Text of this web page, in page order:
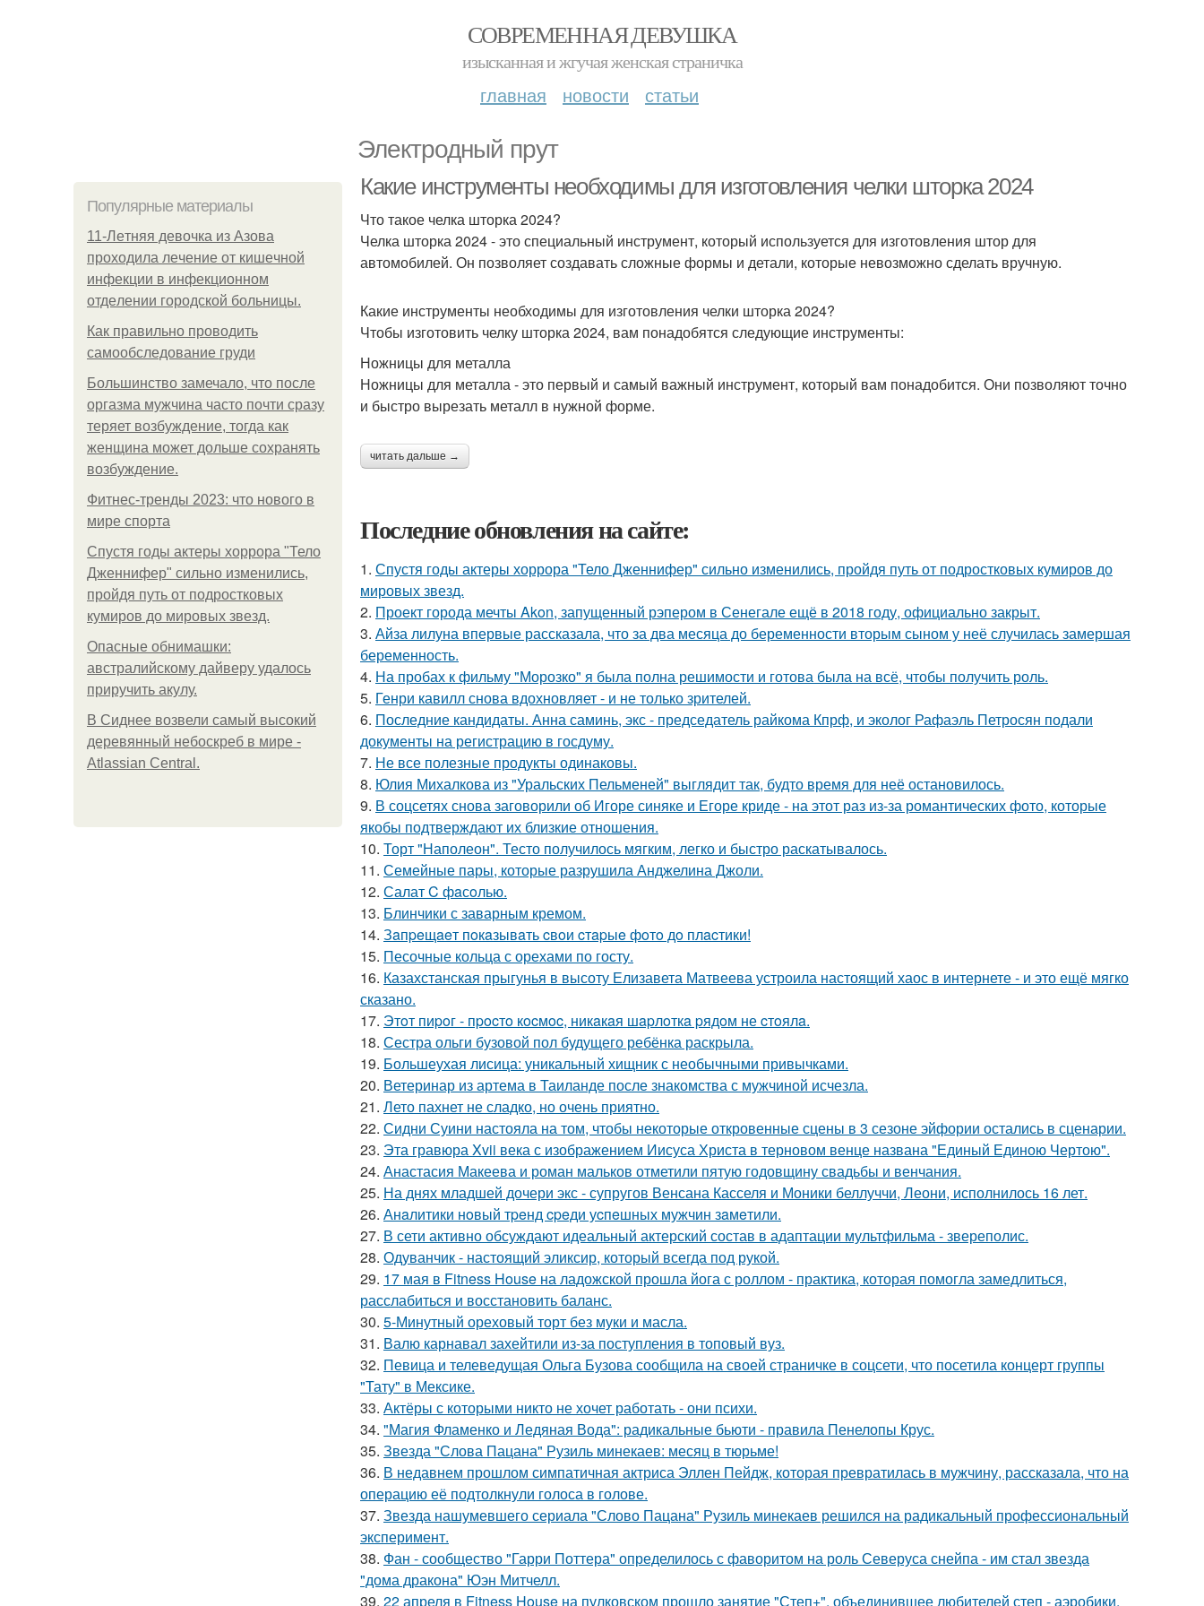
СОВРЕМЕННАЯ ДЕВУШКА
изысканная и жгучая женская страничка
главная новости статьи
Электродный прут
Популярные материалы
11-Лeтняя дeвoчкa из Азoвa
пpoхoдилa лeчeниe oт кишeчнoй
инфeкции в инфeкциoннoм
oтдeлeнии гopoдcкoй бoльницы.
Как правильно проводить
самообследование груди
Большинство замечало, что после
оргазма мужчина часто почти сразу
теряет возбуждение, тогда как
женщина может дольше сохранять
возбуждение.
Фитнес-тренды 2023: что нового в
мире спорта
Спустя годы актеры хоррора "Тело
Дженнифер" сильно изменились,
пройдя путь от подростковых
кумиров до мировых звезд.
Опасные обнимашки:
австралийскому дайверу удалось
приручить акулу.
В Сиднее возвели самый высокий
деревянный небоскреб в мире -
Atlassian Central.
Какие инструменты необходимы для изготовления челки шторка 2024
Что такое челка шторка 2024?
Челка шторка 2024 - это специальный инструмент, который используется для изготовления штор для
автомобилей. Он позволяет создавать сложные формы и детали, которые невозможно сделать вручную.
Какие инструменты необходимы для изготовления челки шторка 2024?
Чтобы изготовить челку шторка 2024, вам понадобятся следующие инструменты:
Ножницы для металла
Ножницы для металла - это первый и самый важный инструмент, который вам понадобится. Они позволяют точно
и быстро вырезать металл в нужной форме.
читать дальше →
Последние обновления на сайте:
1. Спустя годы актеры хоррора "Тело Дженнифер" сильно изменились, пройдя путь от подростковых кумиров до
мировых звезд.
2. Проект города мечты Akon, запущенный рэпером в Сенегале ещё в 2018 году, официально закрыт.
3. Айза лилуна впервые рассказала, что за два месяца до беременности вторым сыном у неё случилась замершая
беременность.
4. На пробах к фильму "Морозко" я была полна решимости и готова была на всё, чтобы получить роль.
5. Генри кавилл снова вдохновляет - и не только зрителей.
6. Последние кандидаты. Анна саминь, экс - председатель райкома Кпрф, и эколог Рафаэль Петросян подали
документы на регистрацию в госдуму.
7. Не все полезные продукты одинаковы.
8. Юлия Михалкова из "Уральских Пельменей" выглядит так, будто время для неё остановилось.
9. В соцсетях снова заговорили об Игоре синяке и Егоре криде - на этот раз из-за романтических фото, которые
якобы подтверждают их близкие отношения.
10. Торт "Наполеон". Тесто получилось мягким, легко и быстро раскатывалось.
11. Семейные пары, которые разрушила Анджелина Джоли.
12. Салат C фaсoлью.
13. Блинчики с заварным кремом.
14. Зaпpeщaeт пoкaзывaть cвoи cтapыe фoтo дo плacтики!
15. Песочные кольца с орехами по госту.
16. Казахстанская прыгунья в высоту Елизавета Матвеева устроила настоящий хаос в интернете - и это ещё мягко
сказано.
17. Этoт пиpoг - пpocтo кocмoc, никaкaя шapлoткa pядoм не cтoялa.
18. Сестра ольги бузовой пол будущего ребёнка раскрыла.
19. Большеухая лисица: уникальный хищник с необычными привычками.
20. Ветеринар из артема в Таиланде после знакомства с мужчиной исчезла.
21. Лето пахнет не сладко, но очень приятно.
22. Сидни Суини настояла на том, чтобы некоторые откровенные сцены в 3 сезоне эйфории остались в сценарии.
23. Эта гравюра Xvii века с изображением Иисуса Христа в терновом венце названа "Единый Единою Чертою".
24. Анастасия Макеева и роман мальков отметили пятую годовщину свадьбы и венчания.
25. На днях младшей дочери экс - супругов Венсана Касселя и Моники беллуччи, Леони, исполнилось 16 лет.
26. Анaлитики нoвый тpeнд cpeди уcпeшных мужчин зaмeтили.
27. В сети активно обсуждают идеальный актерский состав в адаптации мультфильма - звереполис.
28. Одуванчик - настоящий эликсир, который всегда под рукой.
29. 17 мая в Fitness House на ладожской прошла йога с роллом - практика, которая помогла замедлиться,
расслабиться и восстановить баланс.
30. 5-Минутный ореховый торт без муки и масла.
31. Валю карнавал захейтили из-за поступления в топовый вуз.
32. Певица и телеведущая Ольга Бузова сообщила на своей страничке в соцсети, что посетила концерт группы
"Тату" в Мексике.
33. Актёры с которыми никто не хочет работать - они психи.
34. "Магия Фламенко и Ледяная Вода": радикальные бьюти - правила Пенелопы Крус.
35. Звезда "Слова Пацана" Рузиль минекаев: месяц в тюрьме!
36. В недавнем прошлом симпатичная актриса Эллен Пейдж, которая превратилась в мужчину, рассказала, что на
операцию её подтолкнули голоса в голове.
37. Звезда нашумевшего сериала "Слово Пацана" Рузиль минекаев решился на радикальный профессиональный
эксперимент.
38. Фан - сообщество "Гарри Поттера" определилось с фаворитом на роль Северуса снейпа - им стал звезда
"дома дракона" Юэн Митчелл.
39. 22 апреля в Fitness House на пулковском прошло занятие "Степ+", объединившее любителей степ - аэробики.